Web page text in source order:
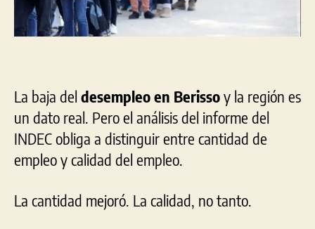
La baja del desempleo en Berissoy la región es
un dato real. Pero el análisis del informe del
INDEC obliga a distinguir entre cantidad de
empleo y calidad del empleo.
La cantidad mejoró. La calidad, no tanto.